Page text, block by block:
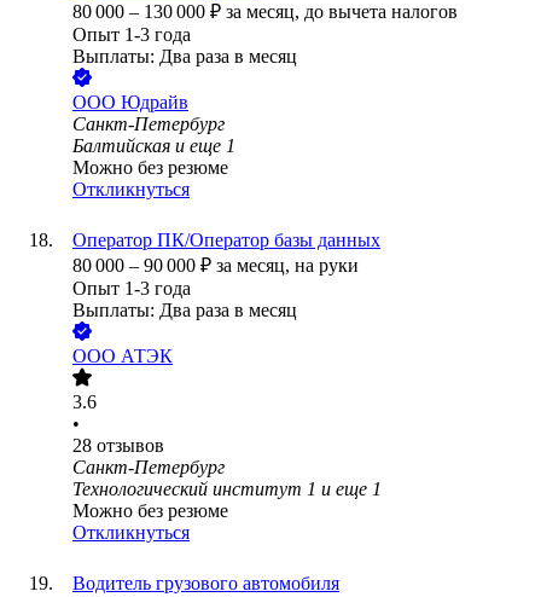
80 000 – 130 000 ₽ за месяц, до вычета налогов
Опыт 1-3 года
Выплаты: Два раза в месяц
ООО Юдрайв
Санкт-Петербург
Балтийская и еще 1
Можно без резюме
Откликнуться
Оператор ПК/Оператор базы данных
80 000 – 90 000 ₽ за месяц, на руки
Опыт 1-3 года
Выплаты: Два раза в месяц
ООО АТЭК
3.6
•
28 отзывов
Санкт-Петербург
Технологический институт 1 и еще 1
Можно без резюме
Откликнуться
Водитель грузового автомобиля